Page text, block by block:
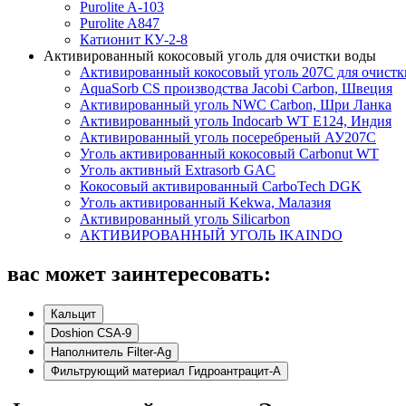
Purolite A-103
Purolite A847
Катионит КУ-2-8
Активированный кокосовый уголь для очистки воды
Активированный кокосовый уголь 207C для
AquaSorb CS производства Jacobi Carbon, Швеция
Активированный уголь NWC Carbon, Шри Ланка
Активированный уголь Indocarb WT E124, Индия
Активированный уголь посеребреный АУ207С
Уголь активированный кокосовый Carbonut WT
Уголь активный Extrasorb GAС
Кокосовый активированный CarboTech DGK
Уголь активированный Kekwa, Малазия
Активированный уголь Silicarbon
АКТИВИРОВАННЫЙ УГОЛЬ IKAINDO
вас может заинтересовать:
Кальцит
Doshion CSA-9
Наполнитель Filter-Ag
Фильтрующий материал Гидроантрацит-А